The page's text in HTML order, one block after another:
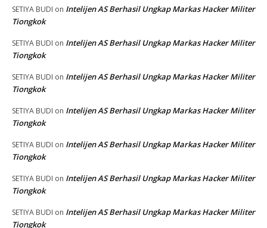
SETIYA BUDI on Intelijen AS Berhasil Ungkap Markas Hacker Militer
Tiongkok
SETIYA BUDI on Intelijen AS Berhasil Ungkap Markas Hacker Militer
Tiongkok
SETIYA BUDI on Intelijen AS Berhasil Ungkap Markas Hacker Militer
Tiongkok
SETIYA BUDI on Intelijen AS Berhasil Ungkap Markas Hacker Militer
Tiongkok
SETIYA BUDI on Intelijen AS Berhasil Ungkap Markas Hacker Militer
Tiongkok
SETIYA BUDI on Intelijen AS Berhasil Ungkap Markas Hacker Militer
Tiongkok
SETIYA BUDI on Intelijen AS Berhasil Ungkap Markas Hacker Militer
Tiongkok